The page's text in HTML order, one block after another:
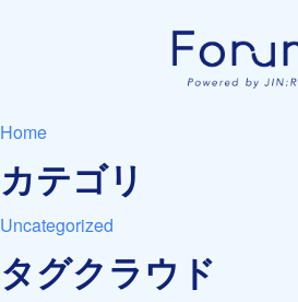
Home
カテゴリ
Uncategorized
タグクラウド